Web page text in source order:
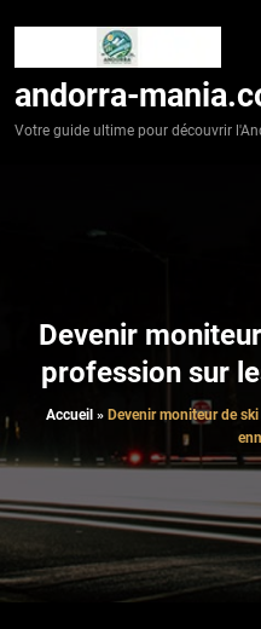
andorra-
Votre guide ultime pour découvrir
Devenir
profession sur
Accueil » Devenir moniteur de